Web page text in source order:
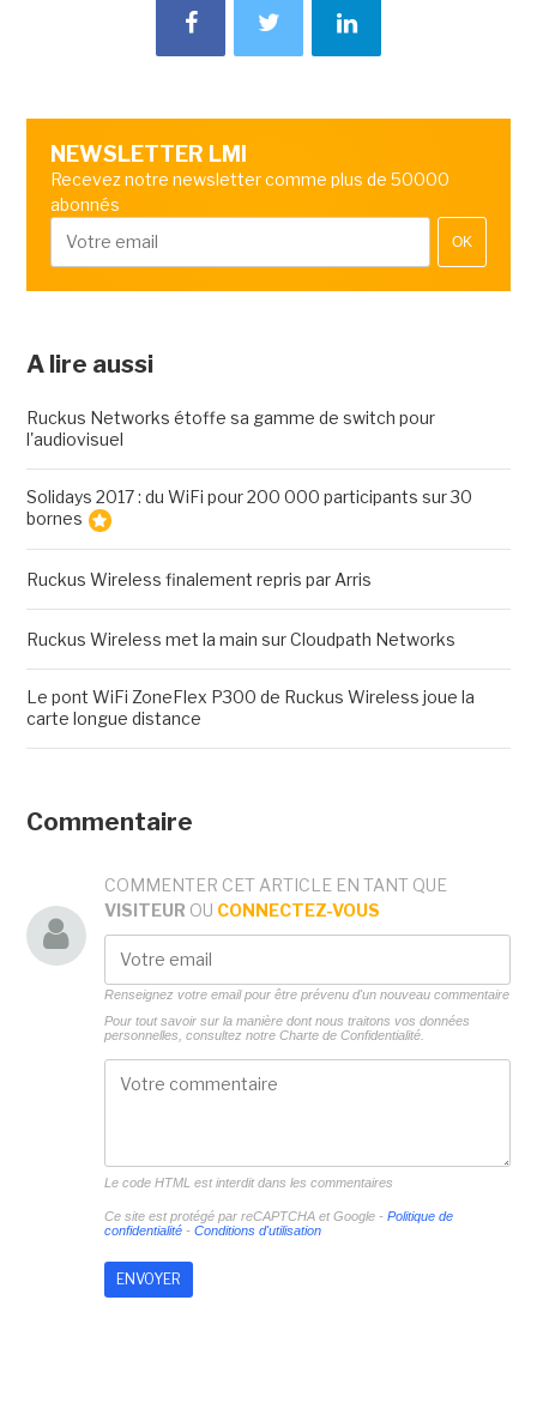
NEWSLETTER LMI
Recevez notre newsletter comme plus de 50000
abonnés
OK
A lire aussi
Ruckus Networks étoffe sa gamme de switch pour
l'audiovisuel
Solidays 2017 : du WiFi pour 200 000 participants sur 30
bornes
Ruckus Wireless finalement repris par Arris
Ruckus Wireless met la main sur Cloudpath Networks
Le pont WiFi ZoneFlex P300 de Ruckus Wireless joue la
carte longue distance
Commentaire
COMMENTER CET ARTICLE EN TANT QUE
VISITEUR OU CONNECTEZ-VOUS
Renseignez votre email pour être prévenu d'un nouveau commentaire
Pour tout savoir sur la manière dont nous traitons vos données
personnelles, consultez notre Charte de Confidentialité.
Le code HTML est interdit dans les commentaires
Ce site est protégé par reCAPTCHA et Google - Politique de
confidentialité- Conditions d'utilisation